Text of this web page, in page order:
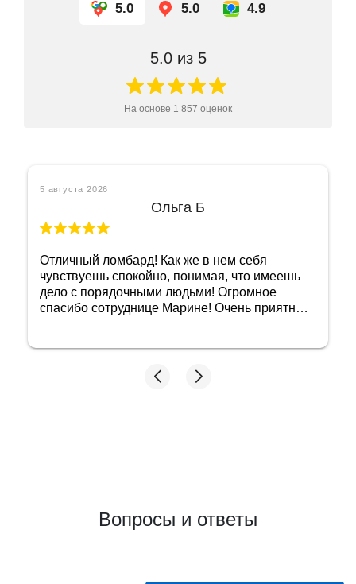
5.0 5.0 4.9
5.0из 5
На основе 1 857 оценок
5 августа 2026
Марси У.
Спасибо большое специалисту Ольге за
быструю работу и вежливые общение!